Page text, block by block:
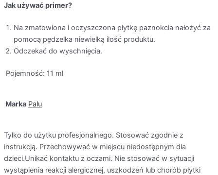
Jak używać primer?
Na zmatowiona i oczyszczona płytkę paznokcia nałożyć za
pomocą pędzelka niewielką ilość produktu.
Odczekać do wyschnięcia.
Pojemność: 11 ml
Marka Palu
Tylko do użytku profesjonalnego. Stosować zgodnie z
instrukcją. Przechowywać w miejscu niedostępnym dla
dzieci.Unikać kontaktu z oczami. Nie stosować w sytuacji
wystąpienia reakcji alergicznej, uszkodzeń lub chorób płytki